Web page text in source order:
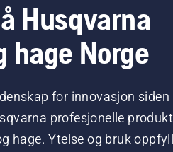
Husqvarna
hage Norge
for innovasjon siden
profesjonelle
hage. Ytelse og bruk